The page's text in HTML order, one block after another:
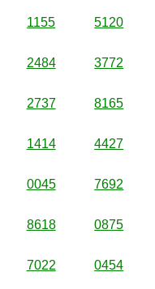
1155 5120
2484 3772
2737 8165
1414 4427
0045 7692
8618 0875
7022 0454